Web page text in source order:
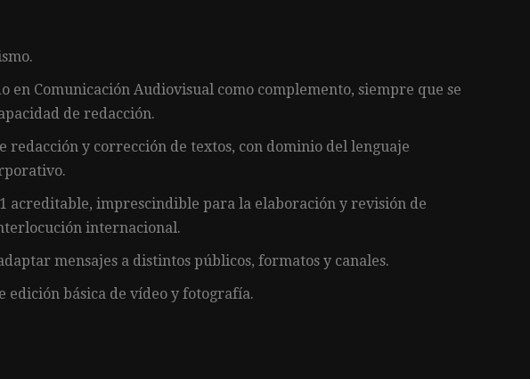
en Comunicación Audiovisual como complemento, siempre que se
de redacción.
redacción y corrección de textos, con dominio del lenguaje
acreditable, imprescindible para la elaboración y revisión de
internacional.
mensajes a distintos públicos, formatos y canales.
edición básica de vídeo y fotografía.